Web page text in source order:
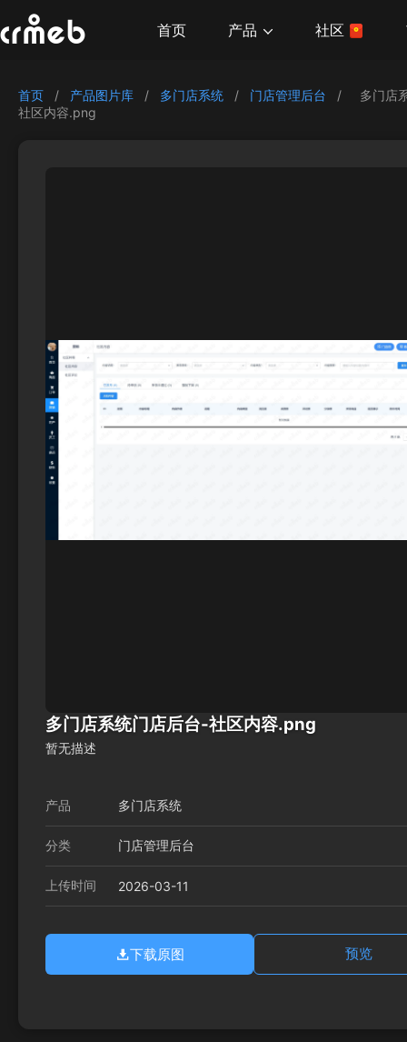
首页 产品 社区
首页 / 产品图片库 / 多门店系统 / 门店管理后台 /
多门店
社区内容.png
多门店系统门店后台-社区内容.png
暂无描述
产品 多门店系统
分类 门店管理后台
上传时间 2026-03-11
下载原图 预览